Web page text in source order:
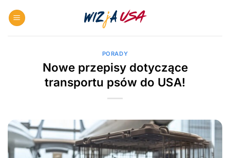
PORADY
Nowe przepisy dotyczące
transportu psów do USA!